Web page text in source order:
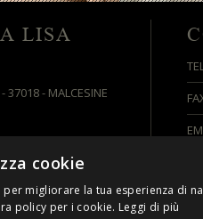
LISA
37018 - MALCESINE
cookie
migliorare la tua esperienza di
policy per i cookie. Leggi di più